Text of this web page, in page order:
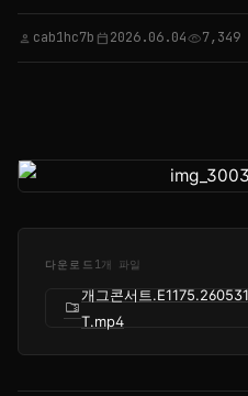
person cab1hc7b calendar_today2026.06.04visibility7,349
다운로드 1개 파일
folder_zip
개그콘서트
T.mp4